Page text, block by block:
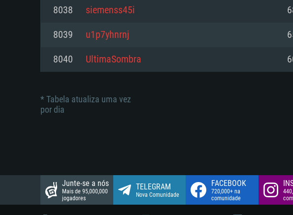
Disco: 23,1 GB
Network: Internet de banda larga.
Disco: 21,5 GB
Network: Internet de banda larga.
Disco: 21,5 GB
8038 siemenss45i
8039 u1p7yhnrnj
8040 UltimaSombra
* Tabela atualiza uma vez
por dia
Junte-se a nós
Mais de 95,000,000
jogadores
TELEGRAM
Nova Comunidade
FACEBOOK
720,000+ na
comunidade